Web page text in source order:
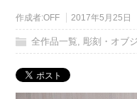
作成者:OFF 2017年5月25日
全作品一覧,彫刻・オブ